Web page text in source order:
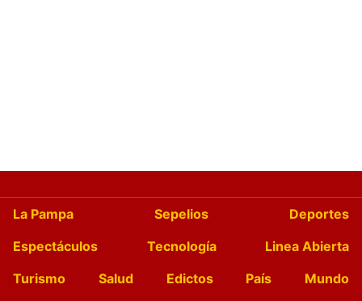
La Pampa Sepelios
Deportes
Espectáculos
Tecnología
Linea Abierta
Turismo
Salud Edictos País
Mundo